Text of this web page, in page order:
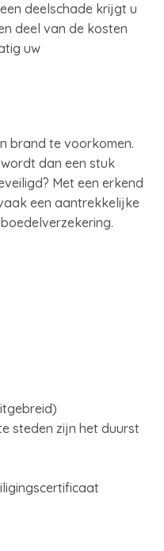
deelschade krijgt u
deel van de kosten
uw
brand te voorkomen.
dan een stuk
Met een erkend
een aantrekkelijke
steden zijn het duurst